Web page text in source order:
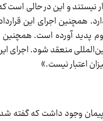
نیستند و این در حالی‌ است
همچنین اجرای این
پدید آورده است. همچنین
منعقد شود. اجرای
پیمان وجود داشت که گفته